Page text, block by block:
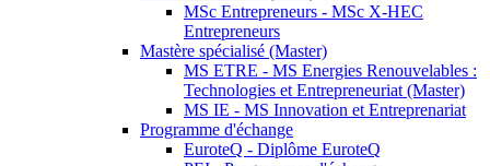
MSc Entrepreneurs - MSc X-HEC
Entrepreneurs
Mastère spécialisé (Master)
MS ETRE - MS Energies Renouvelables :
Technologies et Entrepreneuriat (Master)
MS IE - MS Innovation et Entreprenariat
Programme d'échange
EuroteQ - Diplôme EuroteQ